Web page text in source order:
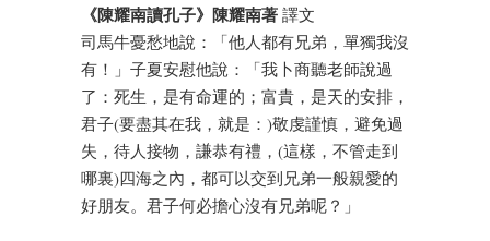
《陳耀南讀孔子》陳耀南著 譯文
司馬牛憂愁地說：「他人都有兄弟，單獨我沒
有！」子夏安慰他說：「我卜商聽老師說過
了：死生，是有命運的；富貴，是天的安排，
君子(要盡其在我，就是：)敬虔謹慎，避免過
失，待人接物，謙恭有禮，(這樣，不管走到
哪裏)四海之內，都可以交到兄弟一般親愛的
好朋友。君子何必擔心沒有兄弟呢？」